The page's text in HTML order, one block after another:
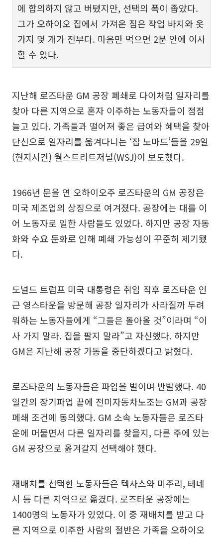
에 합의하지 않고 버텼지만, 선택의 폭이 좁았다.
그가 오하이오 집에서 가져온 짐은 작업 바지와 옷
가지 몇 개가 전부다. 마음만 먹으면 2분 안에 이사
할 수 있다.
지난해 로즈타운 GM 공장 폐쇄로 다이처럼 일자리를
찾아 다른 지역으로 혼자 이주하는 노동자들이 점점
늘고 있다. 가족들과 떨어져 좋은 급여와 혜택을 찾아
단신으로 일자리를 옮겨다니는 ‘잡 노마드’들을 29일
(현지시간) 월스트리트저널(WSJ)이 보도했다.
1966년 문을 연 오하이오주 로즈타운의 GM 공장은
미국 제조업의 상징으로 여겨졌다. 공장에는 대를 이
어 노동자로 일한 사람들도 있었다. 하지만 공장 자동
화와 수요 둔화로 인해 폐쇄 가능성이 꾸준히 제기됐
다.
도널드 트럼프 미국 대통령은 취임 직후 로즈타운 인
근 영스타운을 방문해 공장 일자리가 사라질까 두려
워하는 노동자들에게 “그들은 돌아올 것”이라며 “이
사 가지 말라. 집을 팔지 말라”고 자신했다. 하지만
GM은 지난해 공장 가동을 중단하겠다고 밝혔다.
로즈타운의 노동자들은 파업을 벌이며 반발했다. 40
일간의 장기파업 끝에 전미자동차노조는 GM과 공장
폐쇄 조건에 동의했다. GM 소속 노동자들은 로즈타
운에 머물면서 다른 일자리를 찾을지, 다른 주에 있는
GM 공장으로 옮겨갈지 선택해야 했다.
재배치를 선택한 노동자들은 텍사스와 미주리, 테네
시 등 다른 지역으로 옮겼다. 로즈타운 공장에는
1400명의 노동자가 있었다. 이 중 재배치를 받고 다
른 지역으로 이주한 사람의 절반은 가족을 오하이오